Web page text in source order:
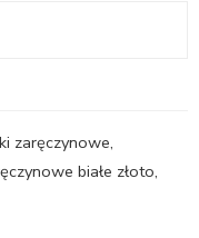
zaręczynowe,
białe złoto,